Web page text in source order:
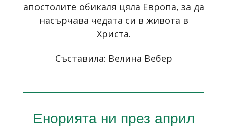
апостолите обикаля цяла Европа, за да
насърчава чедата си в живота в
Христа.
Съставила: Велина Вебер
Енорията ни през април